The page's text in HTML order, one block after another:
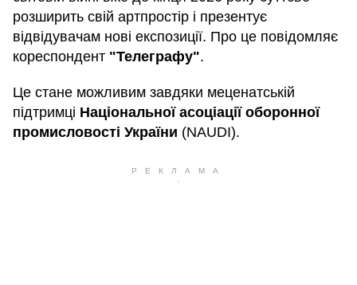
розширить свій артпростір і презентує
відвідувачам нові експозиції. Про це повідомляє
кореспондент "Телеграфу".
Це стане можливим завдяки меценатській
підтримці Національної асоціації оборонної
промисловості України (NAUDI).